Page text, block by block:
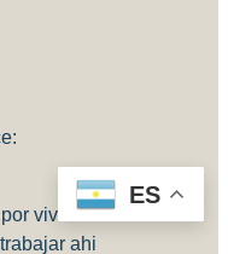
vivir al lado de esa
ahi
ES